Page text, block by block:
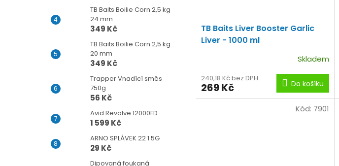
TB Baits Boilie Corn 2,5 kg
24 mm
349 Kč
TB Baits Boilie Corn 2,5 kg
20 mm
349 Kč
Trapper Vnadící směs
750g
56 Kč
Avid Revolve 12000FD
1 599 Kč
ARNO SPLÁVEK 22 1.5G
29 Kč
Dipovaná foukaná
TB Baits Liver Booster Garlic
Liver - 1000 ml
Skladem
240,18 Kč bez DPH
269 Kč Do košíku
Kód: 7901